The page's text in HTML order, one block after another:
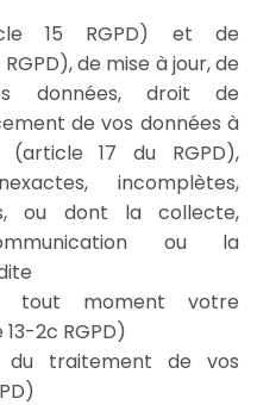
15 RGPD) et de
de mise à jour, de
données, droit de
de vos données à
17 du RGPD),
incomplètes,
ou dont la collecte,
ou la
moment votre
2c RGPD)
traitement de vos